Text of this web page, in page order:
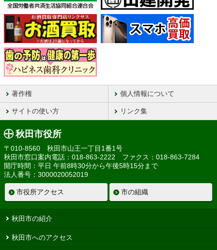
著作権 個人情報について
サイトの使い方 リンク集
秋田市役所
〒010-8560 秋田市山王一丁目1番1号
秋田市窓口案内電話：018-863-2222 ファクス：018-863-7284
開庁時間：平日 午前8時30分から午後5時15分まで
法人番号：3000020052019
市役所アクセス 市の組織
秋田市の紹介
秋田市へのアクセス